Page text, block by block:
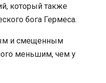
который также
бога Гермеса.
и смещенным
меньшим, чем у